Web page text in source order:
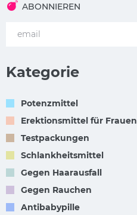
ABONNIEREN
Kategorie
Potenzmittel
Erektionsmittel für Frauen
Testpackungen
Schlankheitsmittel
Gegen Haarausfall
Gegen Rauchen
Antibabypille